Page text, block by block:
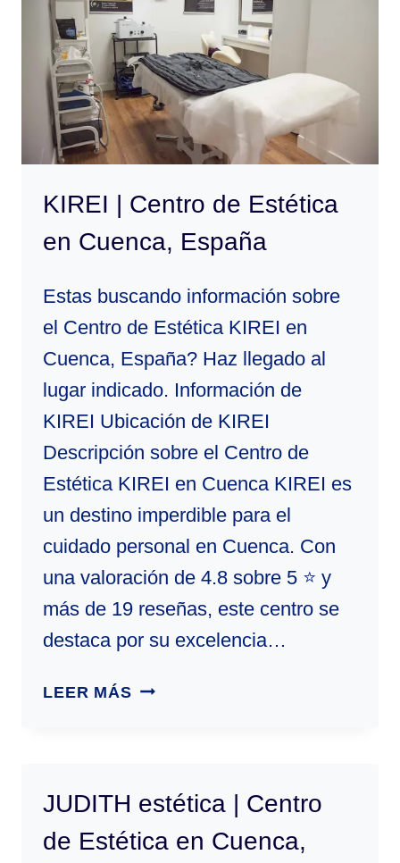
CUENCA,
ESPAÑA
KIREI | Centro de Estética
en Cuenca, España
Estas buscando información sobre
el Centro de Estética KIREI en
Cuenca, España? Haz llegado al
lugar indicado. Información de
KIREI Ubicación de KIREI
Descripción sobre el Centro de
Estética KIREI en Cuenca KIREI es
un destino imperdible para el
cuidado personal en Cuenca. Con
una valoración de 4.8 sobre 5 ⭐ y
más de 19 reseñas, este centro se
destaca por su excelencia…
LEER MÁS KIREI
EN
CUENCA,
JUDITH estética | Centro
de Estética en Cuenca,